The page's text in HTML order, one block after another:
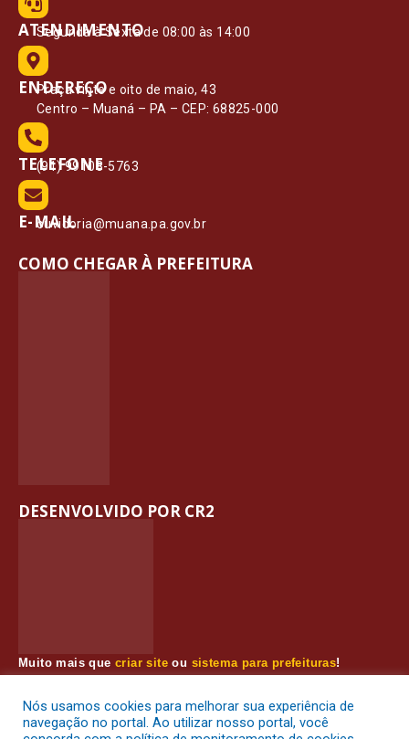
ATENDIMENTO
Segunda à Sexta de 08:00 às 14:00
ENDEREÇO
Praça vinte e oito de maio, 43
Centro – Muaná – PA – CEP: 68825-000
TELEFONE
(91) 99108-5763
E-MAIL
ouvidoria@muana.pa.gov.br
COMO CHEGAR À PREFEITURA
Muito mais quecriar site ou sistema para prefeituras!
Realizamos umaassessoriacompleta, onde garantimos em
públicaserão atendidas.
DESENVOLVIDO POR CR2
Nós usamos cookies para melhorar sua experiência de
navegação no portal. Ao utilizar nosso portal, você